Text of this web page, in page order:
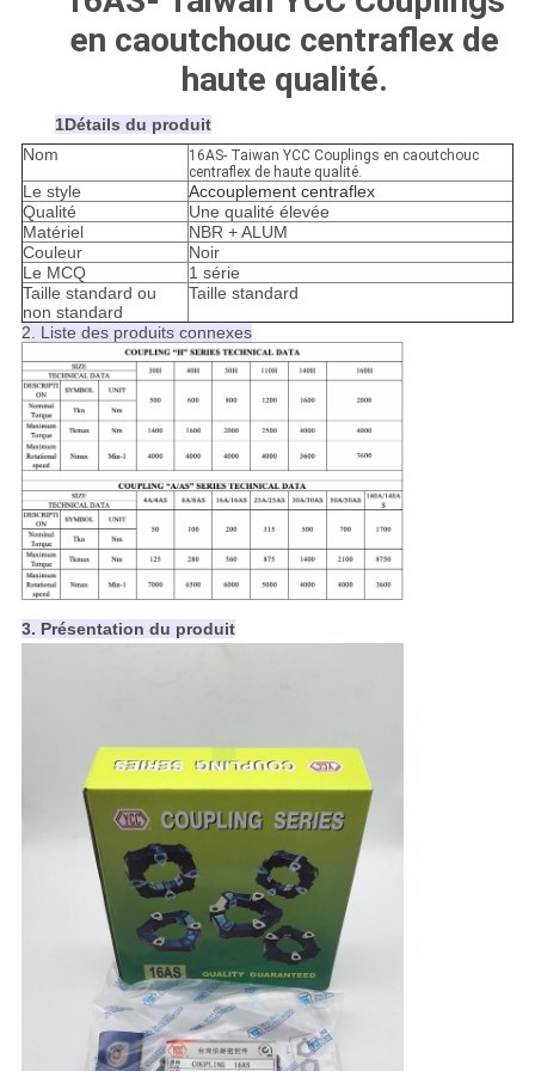
en caoutchouc centraflex de
haute qualité.
1Détails du produit
Nom
16AS- Taiwan YCC Couplings en caoutchouc
centraflex de haute qualité.
Le style
Accouplement centraflex
Qualité
Une qualité élevée
Matériel
NBR + ALUM
Couleur
Noir
Le MCQ
1 série
Taille standard ou
non standard
Taille standard
2. Liste des produits connexes
3. Présentation du produit